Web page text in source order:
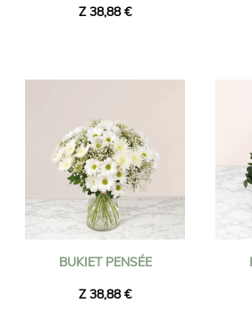
Z 38,88 €
BUKIET PENSÉE
Z 38,88 €